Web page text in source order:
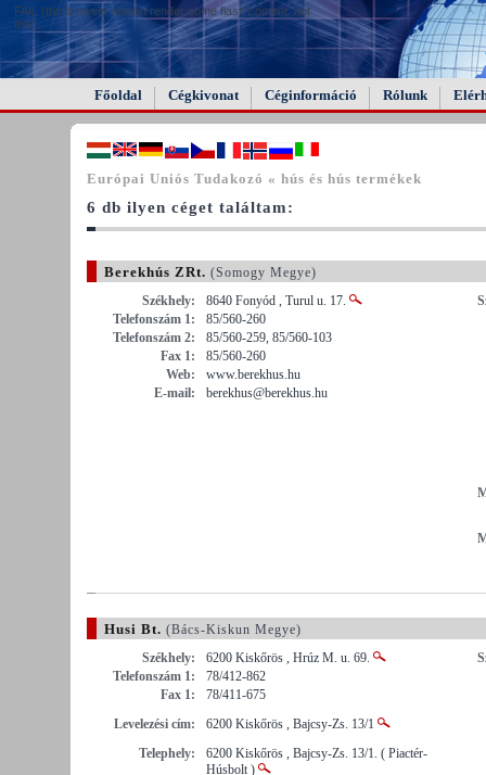
FAIL (the browser should render some flash content, not
this).
Főoldal Cégkivonat Céginformáció Rólunk
Európai Uniós Tudakozó « hús és hús termékek
6 db ilyen céget találtam:
Berekhús ZRt. (Somogy Megye)
Székhely:
8640 Fonyód , Turul u. 17.
Telefonszám 1:
85/560-260
Telefonszám 2:
85/560-259, 85/560-103
Fax 1:
85/560-260
Web:
www.berekhus.hu
E-mail:
berekhus@berekhus.hu
Husi Bt. (Bács-Kiskun Megye)
Székhely:
6200 Kiskőrös , Hrúz M. u. 69.
Telefonszám 1:
78/412-862
Fax 1:
78/411-675
Levelezési cím:
6200 Kiskőrös , Bajcsy-Zs. 13/1
Telephely:
6200 Kiskőrös , Bajcsy-Zs. 13/1. ( Piactér-
Húsbolt )